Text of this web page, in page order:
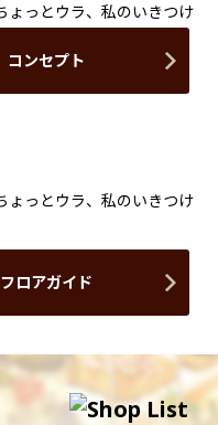
コンセプト
フロアガイド